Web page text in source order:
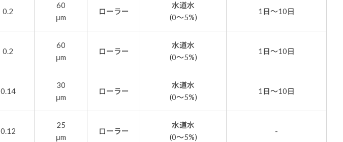
0.2
60
μm
ローラー
水道水
(0～5%)
1日～10日
0.2
60
μm
ローラー
水道水
(0～5%)
1日～10日
0.14
30
μm
ローラー
水道水
(0～5%)
1日～10日
0.12
25
μm
ローラー
水道水
(0～5%)
-